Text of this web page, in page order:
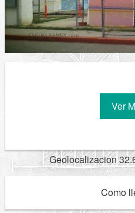
Ver
Geolocalizacion
Como